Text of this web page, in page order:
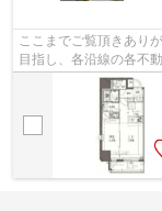
ここまでご覧頂きあり
目指し、各沿線の各不
様へ提供しております